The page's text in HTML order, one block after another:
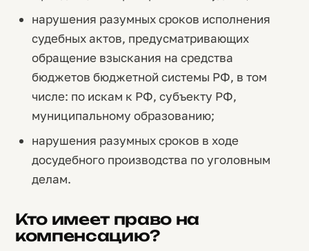
нарушения разумных сроков исполнения
судебных актов, предусматривающих
обращение взыскания на средства
бюджетов бюджетной системы РФ, в том
числе: по искам к РФ, субъекту РФ,
муниципальному образованию;
нарушения разумных сроков в ходе
досудебного производства по уголовным
делам.
Кто имеет право на
компенсацию?